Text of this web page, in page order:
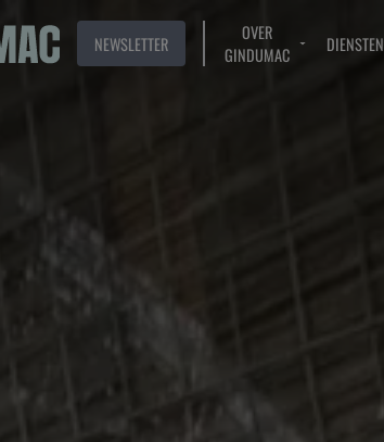
NEWSLETTER
OVER
GINDUMAC
DIENSTEN